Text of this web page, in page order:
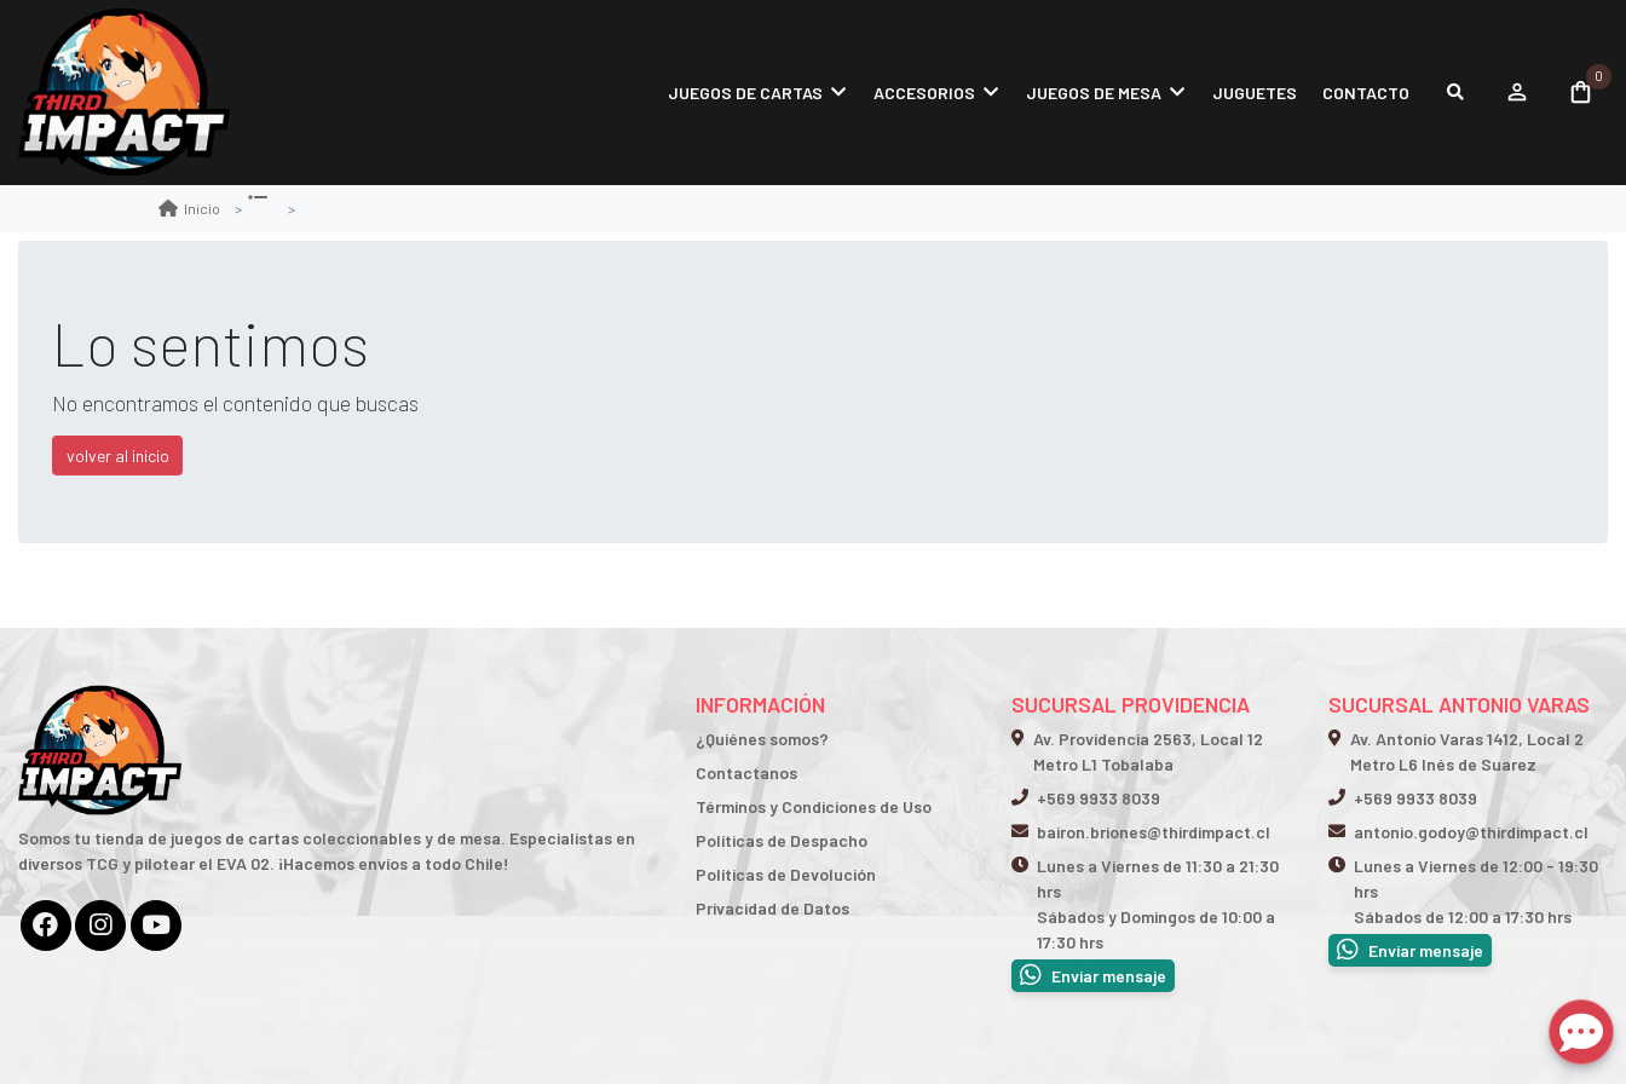
JUEGOS DE CARTAS ACCESORIOS JUEGOS DE MESA JUGUETES CONTACTO
0
Inicio
Lo sentimos
No encontramos el contenido que buscas
volver al inicio
Somos tu tienda de juegos de cartas coleccionables y de mesa. Especialistas en
diversos TCG y pilotear el EVA 02. ¡Hacemos envíos a todo Chile!
INFORMACIÓN
¿Quiénes somos?
Contactanos
Términos y Condiciones de Uso
Políticas de Despacho
Políticas de Devolución
Privacidad de Datos
SUCURSAL PROVIDENCIA
Av. Providencia 2563, Local 12
Metro L1 Tobalaba
+569 9933 8039
bairon.briones@thirdimpact.cl
Lunes a Viernes de 11:30 a 21:30
hrs
Sábados y Domingos de 10:00 a
17:30 hrs
Enviar mensaje
SUCURSAL ANTONIO VARAS
Av. Antonio Varas 1412, Local 2
Metro L6 Inés de Suarez
+569 9933 8039
antonio.godoy@thirdimpact.cl
Lunes a Viernes de 12:00 - 19:30
hrs
Sábados de 12:00 a 17:30 hrs
Enviar mensaje